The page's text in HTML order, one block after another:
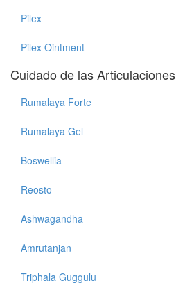
Pilex
Pilex Ointment
Cuidado de las Articulaciones
Rumalaya Forte
Rumalaya Gel
Boswellia
Reosto
Ashwagandha
Amrutanjan
Triphala Guggulu